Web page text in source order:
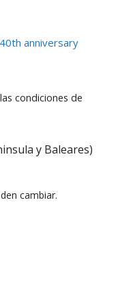
anniversary
condiciones de
y Baleares)
cambiar.